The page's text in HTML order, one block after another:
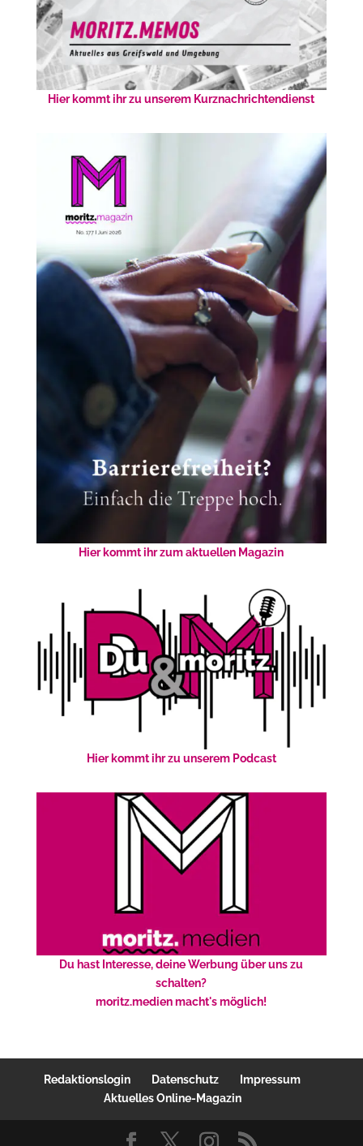
Hier kommt ihr zu unserem Kurznachrichtendienst
Hier kommt ihr zum aktuellen Magazin
Hier kommt ihr zu unserem Podcast
Du hast Interesse, deine Werbung über uns zu
schalten?
moritz.medien macht's möglich!
Redaktionslogin Datenschutz
Impressum
Aktuelles Online-Magazin